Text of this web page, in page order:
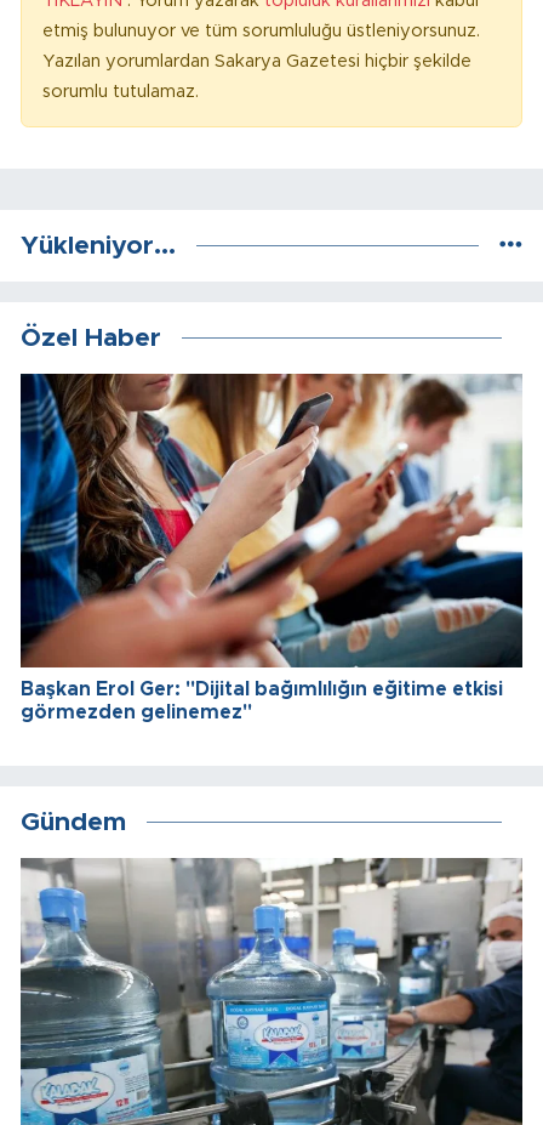
etmiş bulunuyor ve tüm sorumluluğu üstleniyorsunuz.
Yazılan yorumlardan Sakarya Gazetesi hiçbir şekilde
sorumlu tutulamaz.
Yükleniyor...
Özel Haber
Başkan Erol Ger: "Dijital bağımlılığın eğitime etkisi
görmezden gelinemez"
Gündem